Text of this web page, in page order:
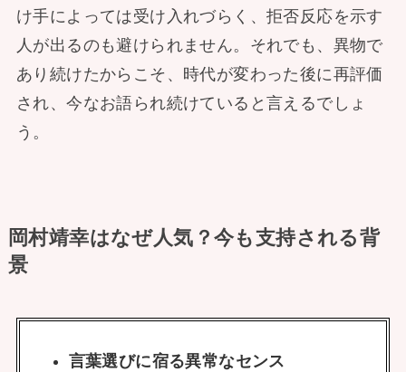
け手によっては受け入れづらく、拒否反応を示す
人が出るのも避けられません。それでも、異物で
あり続けたからこそ、時代が変わった後に再評価
され、今なお語られ続けていると言えるでしょ
う。
岡村靖幸はなぜ人気？今も支持される背
景
言葉選びに宿る異常なセンス